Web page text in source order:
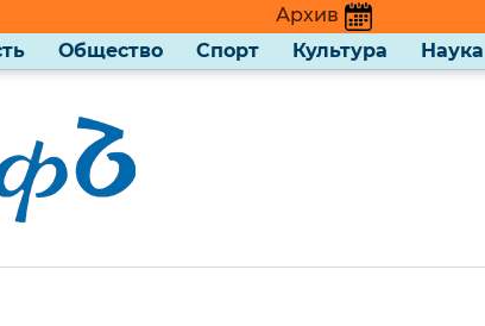
Архив
Общество Спорт Культура Наука